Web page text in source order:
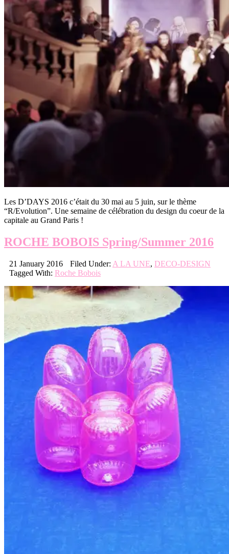
Les D’DAYS 2016 c’était du 30 mai au 5 juin, sur le thème
“R/Evolution”. Une semaine de célébration du design du coeur de la
capitale au Grand Paris !
ROCHE BOBOIS Spring/Summer 2016
21 January 2016 Filed Under: A LA UNE, DECO-DESIGN
Tagged With: Roche Bobois